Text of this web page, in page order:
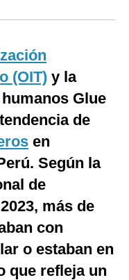
(OIT) y la
Glue
de
en
Según la
de
más de
con
o estaban en
que refleja un